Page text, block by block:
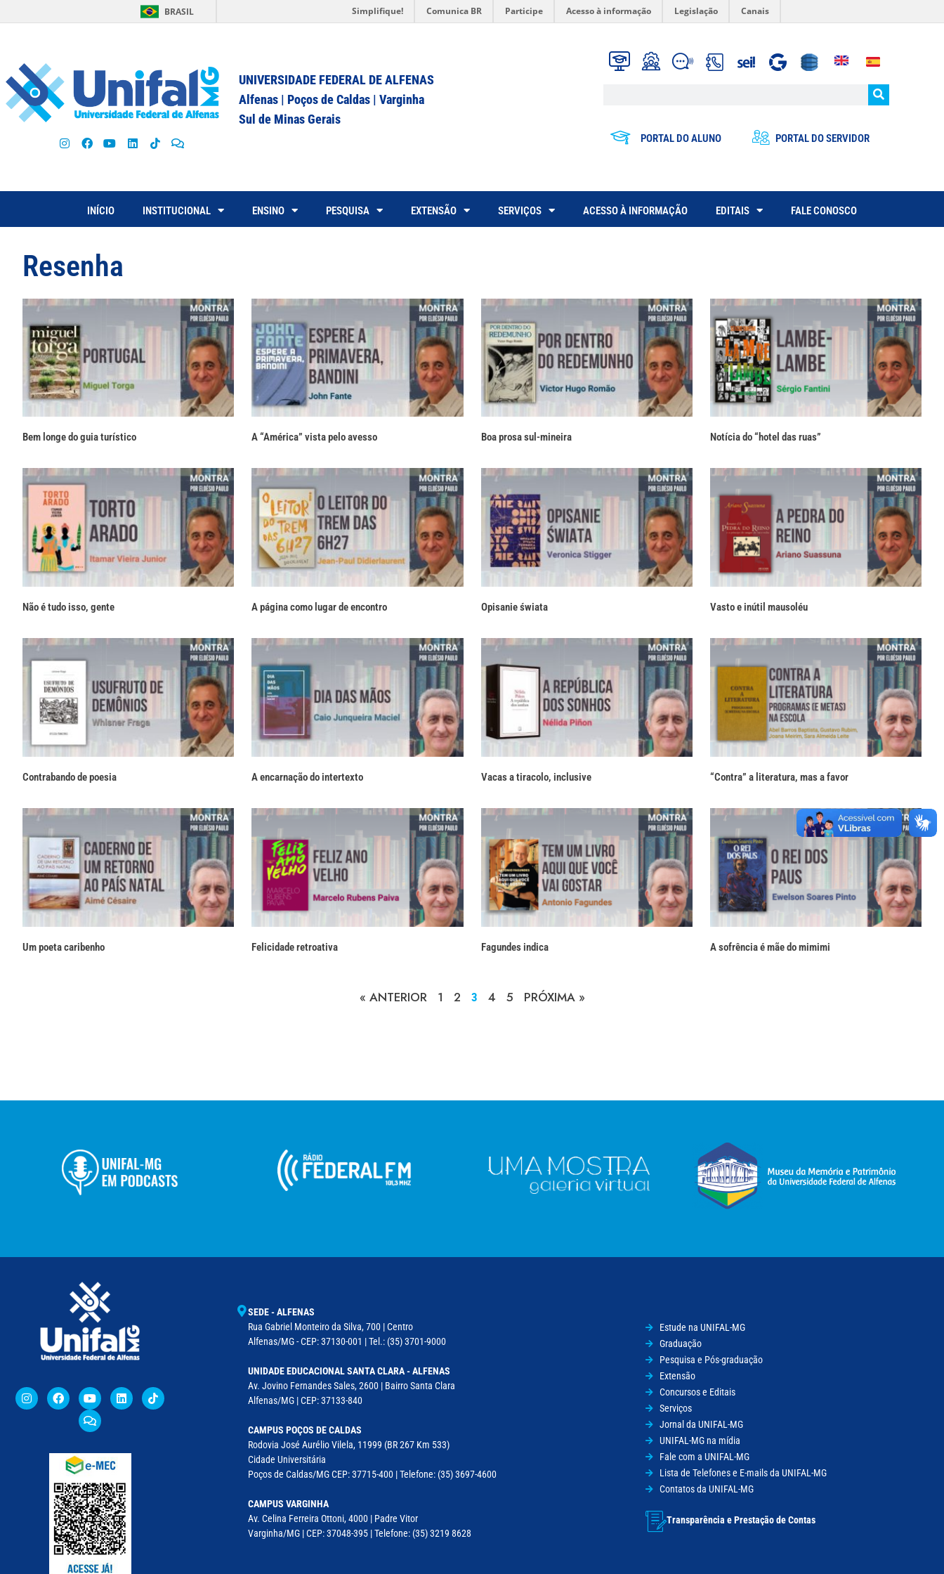
BRASIL Simplifique! Comunica BR Participe Acesso à informação Legislação Canais
UNIVERSIDADE FEDERAL DE ALFENAS
Alfenas | Poços de Caldas | Varginha
Sul de Minas Gerais
PORTAL DO ALUNO PORTAL DO SERVIDOR
INÍCIO INSTITUCIONAL ENSINO PESQUISA EXTENSÃO SERVIÇOS ACESSO À INFORMAÇÃO EDITAIS FALE CONOSCO
Resenha
Bem longe do guia turístico A “América” vista pelo avesso Boa prosa sul-mineira Notícia do “hotel das ruas”
Não é tudo isso, gente A página como lugar de encontro Opisanie świata Vasto e inútil mausoléu
Contrabando de poesia A encarnação do intertexto Vacas a tiracolo, inclusive “Contra” a literatura, mas a favor
Um poeta caribenho Felicidade retroativa Fagundes indica A sofrência é mãe do mimimi
« ANTERIOR 1 2 3 4 5 PRÓXIMA »
SEDE - ALFENAS
Rua Gabriel Monteiro da Silva, 700 | Centro
Alfenas/MG - CEP: 37130-001 | Tel.: (35) 3701-9000
UNIDADE EDUCACIONAL SANTA CLARA - ALFENAS
Av. Jovino Fernandes Sales, 2600 | Bairro Santa Clara
Alfenas/MG | CEP: 37133-840
CAMPUS POÇOS DE CALDAS
Rodovia José Aurélio Vilela, 11999 (BR 267 Km 533)
Cidade Universitária
Poços de Caldas/MG CEP: 37715-400 | Telefone: (35) 3697-4600
CAMPUS VARGINHA
Av. Celina Ferreira Ottoni, 4000 | Padre Vitor
Varginha/MG | CEP: 37048-395 | Telefone: (35) 3219 8628
Estude na UNIFAL-MG
Graduação
Pesquisa e Pós-graduação
Extensão
Concursos e Editais
Serviços
Jornal da UNIFAL-MG
UNIFAL-MG na mídia
Fale com a UNIFAL-MG
Lista de Telefones e E-mails da UNIFAL-MG
Contatos da UNIFAL-MG
Transparência e Prestação de Contas